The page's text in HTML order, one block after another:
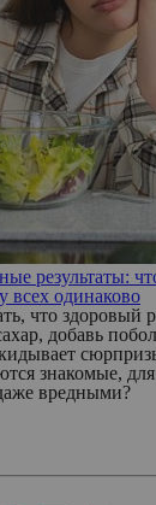
результаты:
всех одинаково
что здоровый
добавь
знакомые,
вредными?